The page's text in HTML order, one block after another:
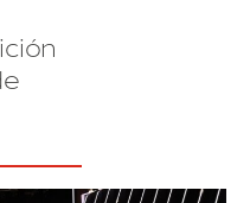
crecimiento
económico